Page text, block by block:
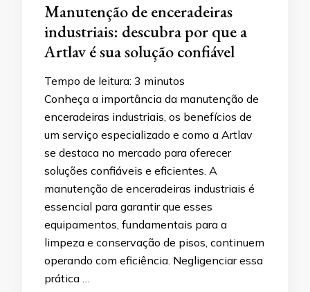
Manutenção de enceradeiras
industriais: descubra por que a
Artlav é sua solução confiável
Tempo de leitura: 3 minutos
Conheça a importância da manutenção de
enceradeiras industriais, os benefícios de
um serviço especializado e como a Artlav
se destaca no mercado para oferecer
soluções confiáveis e eficientes. A
manutenção de enceradeiras industriais é
essencial para garantir que esses
equipamentos, fundamentais para a
limpeza e conservação de pisos, continuem
operando com eficiência. Negligenciar essa
prática …